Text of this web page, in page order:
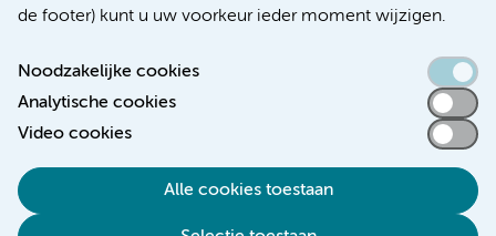
de footer) kunt u uw voorkeur ieder moment wijzigen.
Noodzakelijke cookies
Analytische cookies
Video cookies
Alle cookies toestaan
Toegankelijkheidsverklaring
Algemene privacyverklaring